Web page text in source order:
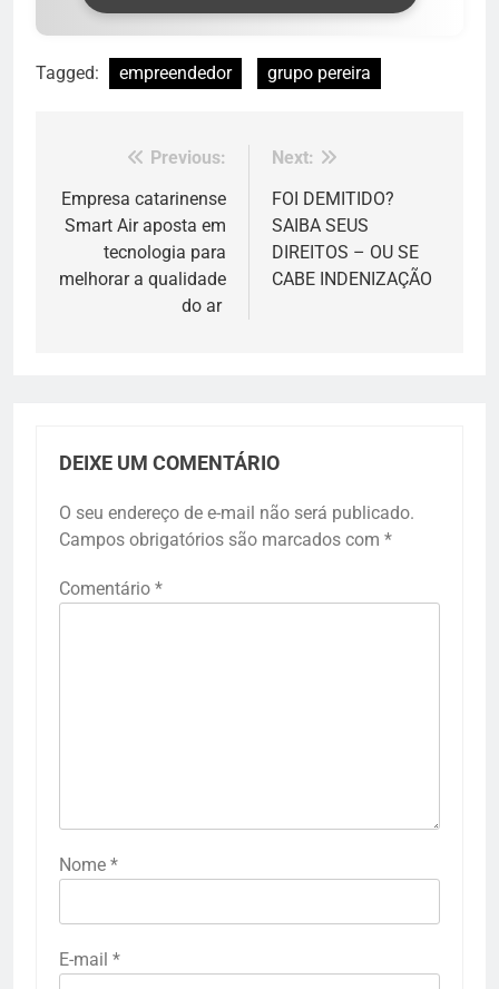
Tagged: empreendedor grupo pereira
Navegação
de
Post
Previous:
Empresa catarinense
Smart Air aposta em
tecnologia para
melhorar a qualidade
do ar
Next:
FOI DEMITIDO?
SAIBA SEUS
DIREITOS – OU SE
CABE INDENIZAÇÃO
DEIXE UM COMENTÁRIO
O seu endereço de e-mail não será publicado.
Campos obrigatórios são marcados com *
Comentário *
Nome *
E-mail *